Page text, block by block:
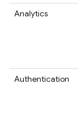
Analytics
Authentication